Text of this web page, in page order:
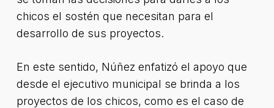
chicos el sostén que necesitan para el
desarrollo de sus proyectos.
En este sentido, Núñez enfatizó el apoyo que
desde el ejecutivo municipal se brinda a los
proyectos de los chicos, como es el caso de